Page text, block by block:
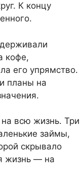
К концу
кофе,
его упрямство.
планы на
всю жизнь. Три
займы,
скрывало
жизнь — на